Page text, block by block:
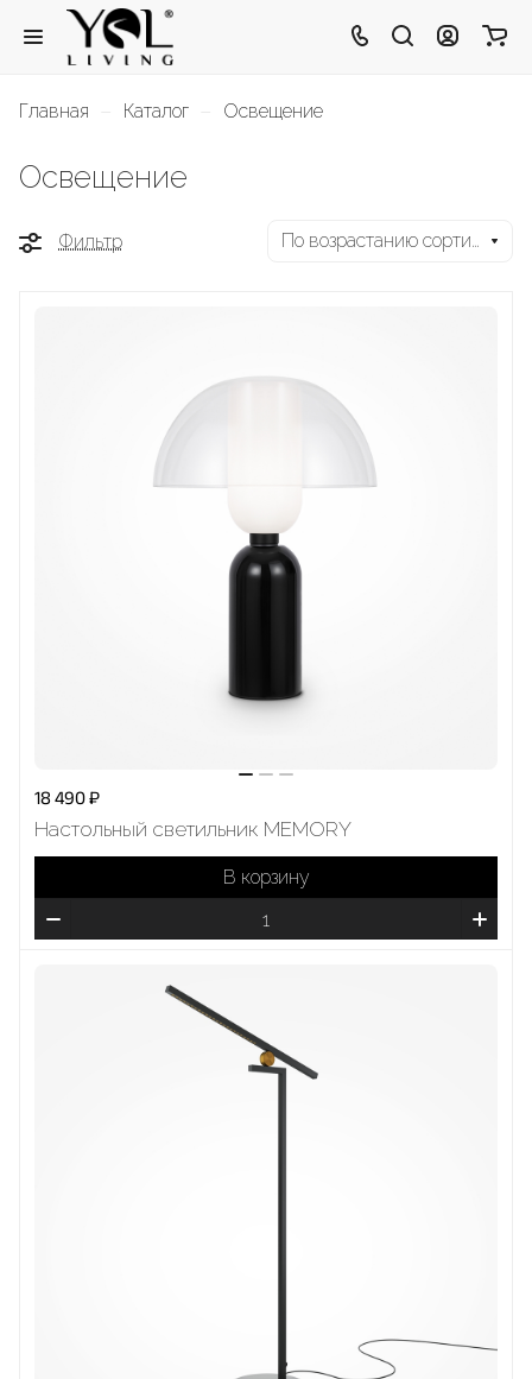
Главная Каталог Освещение
Освещение
Фильтр По возрастанию сортировки
18 490 ₽
Настольный светильник MEMORY
В корзину